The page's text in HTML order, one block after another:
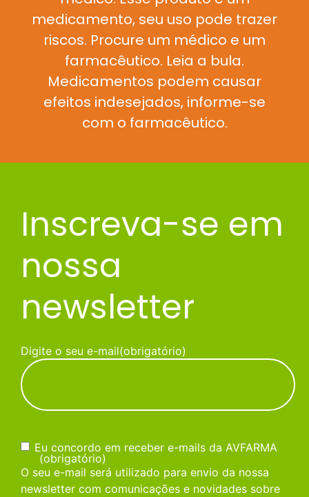
medicamento, seu uso pode trazer
riscos. Procure um médico e um
farmacêutico. Leia a bula.
Medicamentos podem causar
efeitos indesejados, informe-se
com o farmacêutico.
Inscreva-se em
nossa
newsletter
Digite o seu e-mail(obrigatório)
Consentimento(obrigatório)
Eu concordo em receber e-mails da AVFARMA
(obrigatório)
O seu e-mail será utilizado para envio da nossa
newsletter com comunicações e novidades sobre